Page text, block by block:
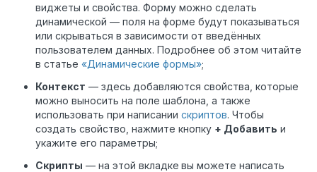
виджеты и свойства. Форму можно сделать
динамической — поля на форме будут показываться
или скрываться в зависимости от введённых
пользователем данных. Подробнее об этом читайте
в статье «Динамические формы»;
Контекст — здесь добавляются свойства, которые
можно выносить на поле шаблона, а также
использовать при написании скриптов. Чтобы
создать свойство, нажмите кнопку + Добавить и
укажите его параметры;
Скрипты — на этой вкладке вы можете написать